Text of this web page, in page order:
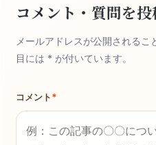
コメント・質問を投
メールアドレスが公開される
目には * が付いています。
コメント*